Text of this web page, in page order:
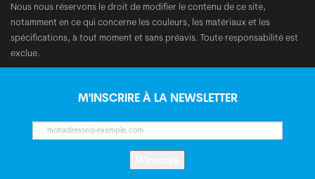
Nous nous réservons le droit de modifier le contenu de ce site,
notamment en ce qui concerne les couleurs, les matériaux et les
spécifications, à tout moment et sans préavis. Toute responsabilité est
exclue.
M'INSCRIRE À LA NEWSLETTER